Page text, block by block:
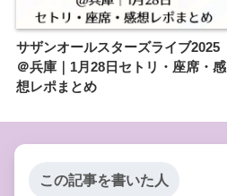
サザンオールスターズライブ2025
＠兵庫｜1月28日セトリ・座席・感
想レポまとめ
この記事を書いた人